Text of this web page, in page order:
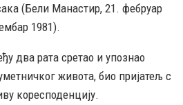
(Бели Манастир, 21. фебруар
1981).
два рата сретао и упознао
живота, био пријатељ с
коресподенцију.